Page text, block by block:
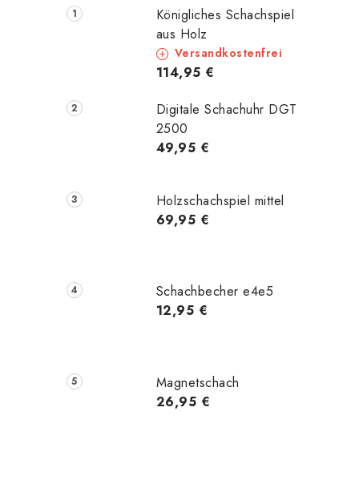
Königliches Schachspiel
aus Holz
Versandkostenfrei
114,95 €
Digitale Schachuhr DGT
2500
49,95 €
Holzschachspiel mittel
69,95 €
Schachbecher e4e5
12,95 €
Magnetschach
26,95 €